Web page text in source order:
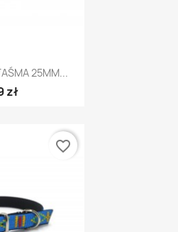
25MM...
zł
favorite_border